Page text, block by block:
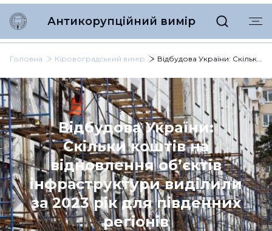
Антикорупційний вимір
Головна Кіровоградський вимір Відбудова України: Скільки коштів на відновлення об’єктів інфраструктури виділили за 2023 рік для південних регіонів
Відбудова України:
Скільки коштів на
відновлення об’єктів
інфраструктури виділили
за 2023 рік для південних
регіонів